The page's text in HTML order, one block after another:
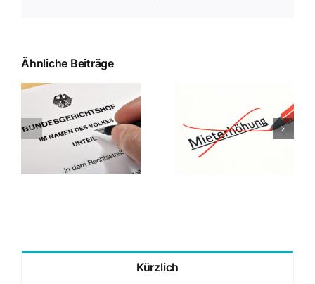
Ähnliche Beiträge
Landgericht
Mannheim: Der
Mannheimer
Mietspiegel ist
ein qualifizierter
Mietspiegel
Schriftform des
Kürzlich